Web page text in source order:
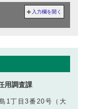
入力欄を開く
用調査課
1丁目3番20号（大